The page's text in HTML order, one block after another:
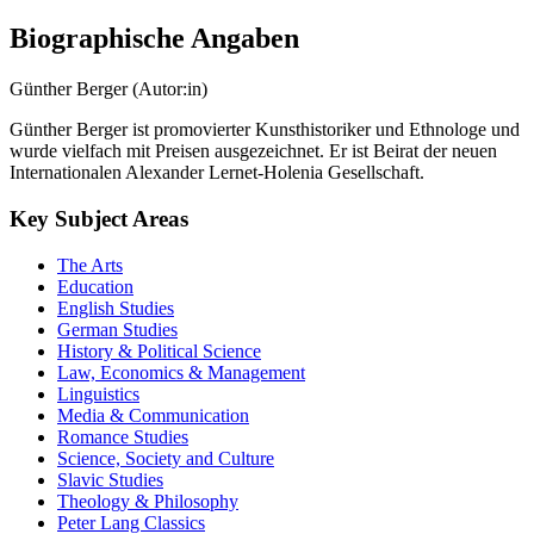
Biographische Angaben
Günther Berger (Autor:in)
Günther Berger ist promovierter Kunsthistoriker und Ethnologe und
wurde vielfach mit Preisen ausgezeichnet. Er ist Beirat der neuen
Internationalen Alexander Lernet-Holenia Gesellschaft.
Key Subject Areas
The Arts
Education
English Studies
German Studies
History & Political Science
Law, Economics & Management
Linguistics
Media & Communication
Romance Studies
Science, Society and Culture
Slavic Studies
Theology & Philosophy
Peter Lang Classics